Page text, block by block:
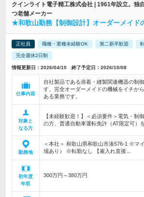
クインライト電子精工株式会社 | 1961年設立。独
つ老舗メーカー
★和歌山勤務【制御設計】オーダーメイド
正社員 職種・業種未経験OK 第二新卒歓迎
完全週休2日制
情報更新日：2026/04/10 終了予定日：2026/10/08
仕事内容
自社製品である溶着・縫製関連機器の制
す。完全オーダーメイドの機械をイチか
ある業務です。
対象と
なる方
【未経験歓迎！】＜必須要件＞電気・制
の方、普通自動車運転免許（AT限定可）
勤務地
＜本社＞ 和歌山県和歌山市湊576-1 ※マ
場あり） ※転勤なし 【雇入れ直後…
初年度
年収
300万円～380万円